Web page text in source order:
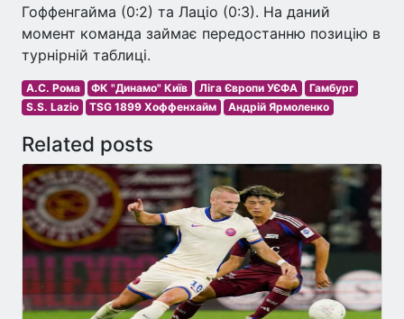
Гоффенгайма (0:2) та Лаціо (0:3). На даний
момент команда займає передостанню позицію в
турнірній таблиці.
А.С. Рома ФК "Динамо" Київ Ліга Європи УЄФА
Гамбург
S.S. Lazio
TSG 1899 Хоффенхайм Андрій Ярмоленко
Related posts